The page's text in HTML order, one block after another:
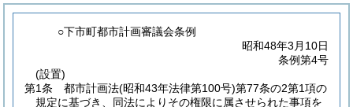
○下市町都市計画審議会条例
昭和48年3月10日
条例第4号
(設置)
第1条
都市計画法(昭和43年法律第100号)第77条の2第1項の
規定に基づき、同法によりその権限に属させられた事項を